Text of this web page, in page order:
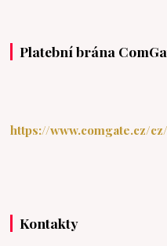
Platební brána
https://www.comgate.cz/
Kontakty